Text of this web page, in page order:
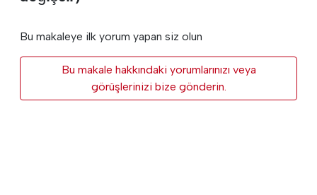
Bu makaleye ilk yorum yapan siz olun
Bu makale hakkındaki yorumlarınızı veya
görüşlerinizi bize gönderin.